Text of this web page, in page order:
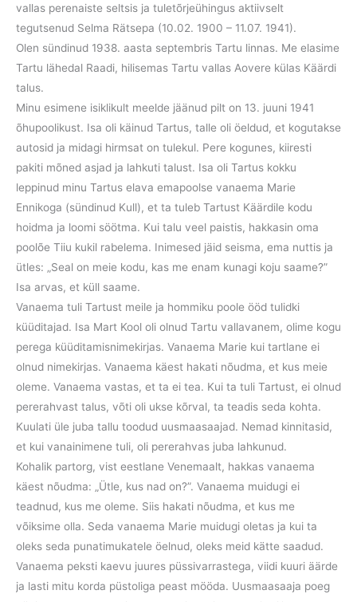
vallas perenaiste seltsis ja tuletõrjeühingus aktiivselt
tegutsenud Selma Rätsepa (10.02. 1900 – 11.07. 1941).
Olen sündinud 1938. aasta septembris Tartu linnas. Me elasime
Tartu lähedal Raadi, hilisemas Tartu vallas Aovere külas Käärdi
talus.
Minu esimene isiklikult meelde jäänud pilt on 13. juuni 1941
õhupoolikust. Isa oli käinud Tartus, talle oli öeldud, et kogutakse
autosid ja midagi hirmsat on tulekul. Pere kogunes, kiiresti
pakiti mõned asjad ja lahkuti talust. Isa oli Tartus kokku
leppinud minu Tartus elava emapoolse vanaema Marie
Ennikoga (sündinud Kull), et ta tuleb Tartust Käärdile kodu
hoidma ja loomi söötma. Kui talu veel paistis, hakkasin oma
poolõe Tiiu kukil rabelema. Inimesed jäid seisma, ema nuttis ja
ütles: „Seal on meie kodu, kas me enam kunagi koju saame?”
Isa arvas, et küll saame.
Vanaema tuli Tartust meile ja hommiku poole ööd tulidki
küüditajad. Isa Mart Kool oli olnud Tartu vallavanem, olime kogu
perega küüditamisnimekirjas. Vanaema Marie kui tartlane ei
olnud nimekirjas. Vanaema käest hakati nõudma, et kus meie
oleme. Vanaema vastas, et ta ei tea. Kui ta tuli Tartust, ei olnud
pererahvast talus, võti oli ukse kõrval, ta teadis seda kohta.
Kuulati üle juba tallu toodud uusmaasaajad. Nemad kinnitasid,
et kui vanainimene tuli, oli pererahvas juba lahkunud.
Kohalik partorg, vist eestlane Venemaalt, hakkas vanaema
käest nõudma: „Ütle, kus nad on?”. Vanaema muidugi ei
teadnud, kus me oleme. Siis hakati nõudma, et kus me
võiksime olla. Seda vanaema Marie muidugi oletas ja kui ta
oleks seda punatimukatele öelnud, oleks meid kätte saadud.
Vanaema peksti kaevu juures püssivarrastega, viidi kuuri äärde
ja lasti mitu korda püstoliga peast mööda. Uusmaasaaja poeg